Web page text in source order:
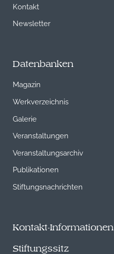
Kontakt
Newsletter
Datenbanken
Magazin
Werkverzeichnis
Galerie
Veranstaltungen
Veranstaltungsarchiv
Publikationen
Stiftungsnachrichten
Kontakt-Informationen
Stiftungssitz